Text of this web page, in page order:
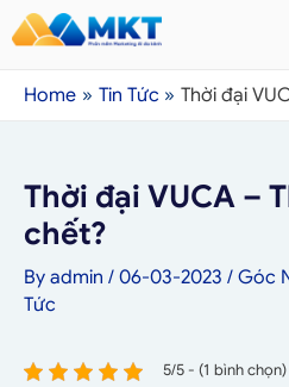
Home Tin Tức Thời đại
Thời đại VUCA –
chết?
By admin / 06-03-2023 / Góc
Tức
5/5 - (1 bình chọn)